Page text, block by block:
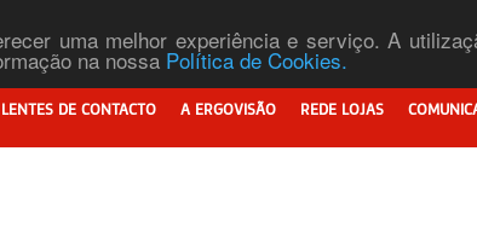
uma melhor experiência e serviço. A
na nossa Política de Cookies.
LENTES DE CONTACTO A ERGOVISÃO REDE LOJAS